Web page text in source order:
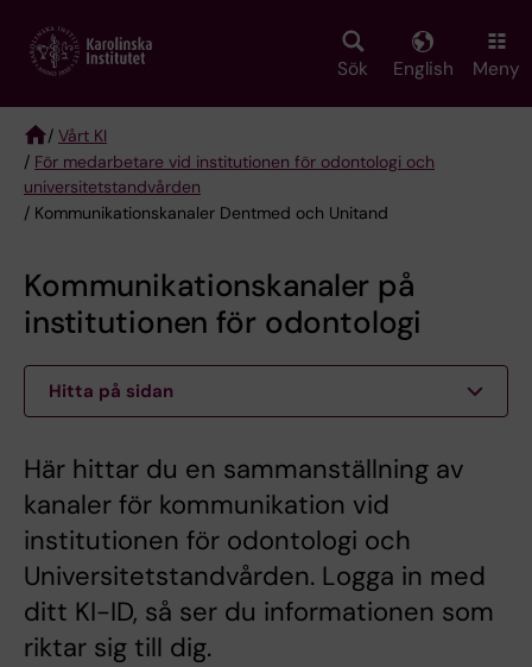
main
Sök English Meny
Breadcrumb
/ Vårt KI
/ För medarbetare vid institutionen för odontologi och
universitetstandvården
/ Kommunikationskanaler Dentmed och Unitand
Kommunikationskanaler på
institutionen för odontologi
Hitta på sidan
Här hittar du en sammanställning av
kanaler för kommunikation vid
institutionen för odontologi och
Universitetstandvården. Logga in med
ditt KI-ID, så ser du informationen som
riktar sig till dig.